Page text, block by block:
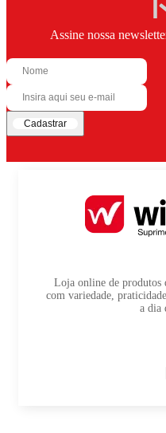
Assine nossa
Cadastrar
Loja online de produtos
com variedade,
a dia